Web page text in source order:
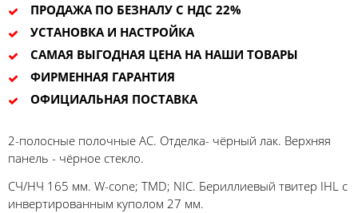
ПРОДАЖА ПО БЕЗНАЛУ С НДС 22%
УСТАНОВКА И НАСТРОЙКА
САМАЯ ВЫГОДНАЯ ЦЕНА НА НАШИ ТОВАРЫ
ФИРМЕННАЯ ГАРАНТИЯ
ОФИЦИАЛЬНАЯ ПОСТАВКА
2-полосные полочные АС. Отделка- чёрный лак. Верхняя
панель - чёрное стекло.
СЧ/НЧ 165 мм. W-cone; TMD; NIC. Бериллиевый твитер IHL с
инвертированным куполом 27 мм.